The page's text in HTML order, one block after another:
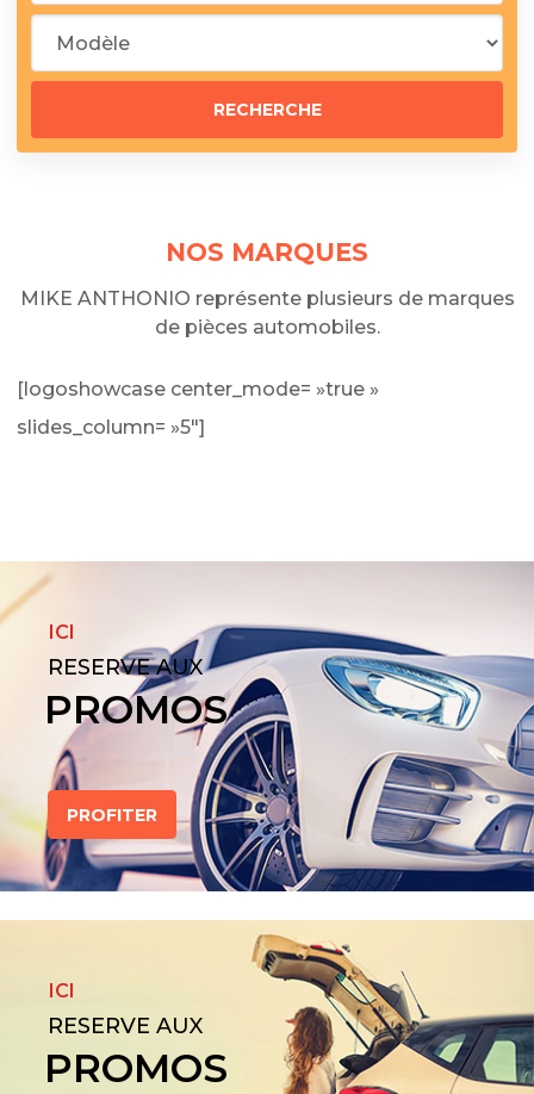
NOS MARQUES
MIKE ANTHONIO représente plusieurs de marques
de pièces automobiles.
[logoshowcase center_mode= »true »
slides_column= »5″]
ICI
RESERVE AUX
PROMOS
PROFITER
ICI
RESERVE AUX
PROMOS